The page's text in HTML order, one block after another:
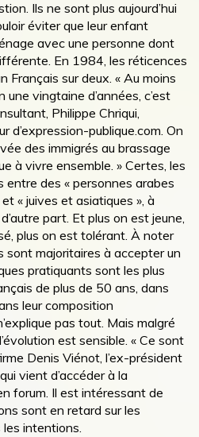
Ils ne sont plus aujourd’hui
éviter que leur enfant
avec une personne dont
En 1984, les réticences
Français sur deux. « Au moins
vingtaine d’années, c’est
Philippe Chriqui,
d’expression-publique.com. On
des immigrés au brassage
à vivre ensemble. » Certes, les
des « personnes arabes
« juives et asiatiques », à
part. Et plus on est jeune,
plus on est tolérant. À noter
sont majoritaires à accepter un
pratiquants sont les plus
de plus de 50 ans, dans
leur composition
pas tout. Mais malgré
est sensible. « Ce sont
Denis Viénot, l’ex-président
vient d’accéder à la
forum. Il est intéressant de
sont en retard sur les
les intentions.